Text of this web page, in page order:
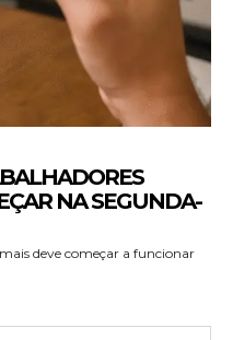
NA SEGUNDA-
deve começar a funcionar